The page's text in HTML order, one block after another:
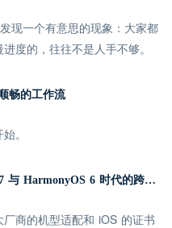
现一个有意思的现象：大家都
度的，往往不是人手不够。
畅的工作流
。
别再折腾端侧和后端了！Android 17 与 HarmonyOS 6 时代的跨平台推送指南
商的机型适配和 iOS 的证书